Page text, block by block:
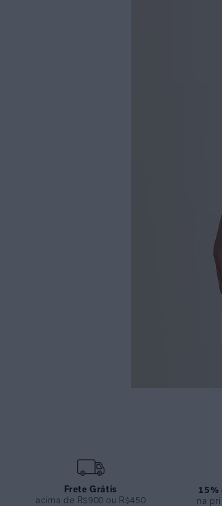
Frete Grátis
acima de R$900 ou R$450
15%
na